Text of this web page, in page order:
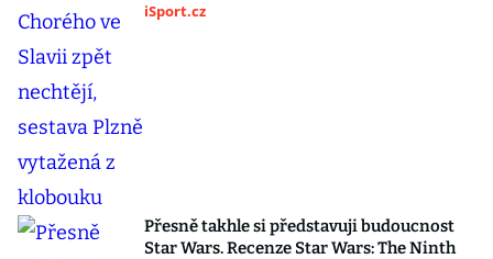
iSport.cz
Přesně takhle si představuji budoucnost
Star Wars. Recenze Star Wars: The Ninth